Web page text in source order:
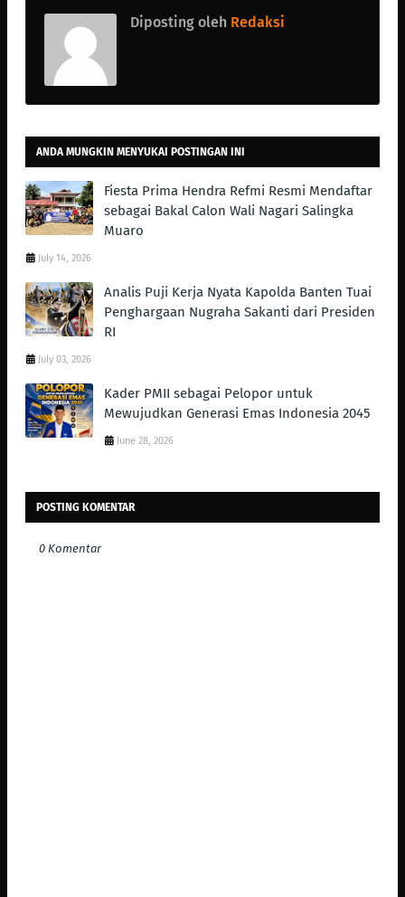
Diposting oleh Redaksi
ANDA MUNGKIN MENYUKAI POSTINGAN INI
Fiesta Prima Hendra Refmi Resmi Mendaftar
sebagai Bakal Calon Wali Nagari Salingka
Muaro
July 14, 2026
Analis Puji Kerja Nyata Kapolda Banten Tuai
Penghargaan Nugraha Sakanti dari Presiden
RI
July 03, 2026
Kader PMII sebagai Pelopor untuk
Mewujudkan Generasi Emas Indonesia 2045
June 28, 2026
POSTING KOMENTAR
0 Komentar